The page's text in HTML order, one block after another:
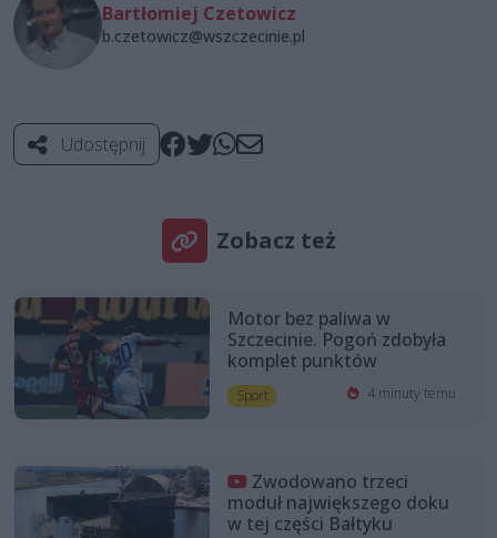
Bartłomiej Czetowicz
b.czetowicz@wszczecinie.pl
Udostępnij
Zobacz też
Motor bez paliwa w
Szczecinie. Pogoń zdobyła
komplet punktów
Sport 4 minuty temu
Zwodowano trzeci
moduł największego doku
w tej części Bałtyku